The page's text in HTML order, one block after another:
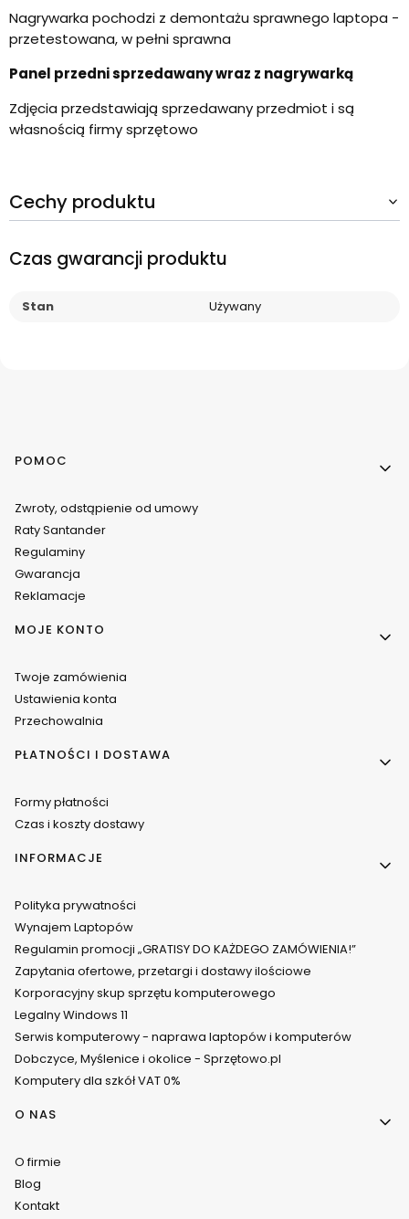
Nagrywarka pochodzi z demontażu sprawnego laptopa -
przetestowana, w pełni sprawna
Panel przedni sprzedawany wraz z nagrywarką
Zdjęcia przedstawiają sprzedawany przedmiot i są
własnością firmy sprzętowo
Cechy produktu
Czas gwarancji produktu
Stan Używany
Linki w stopce
POMOC
Zwroty, odstąpienie od umowy
Raty Santander
Regulaminy
Gwarancja
Reklamacje
MOJE KONTO
Twoje zamówienia
Ustawienia konta
Przechowalnia
PŁATNOŚCI I DOSTAWA
Formy płatności
Czas i koszty dostawy
INFORMACJE
Polityka prywatności
Wynajem Laptopów
Regulamin promocji „GRATISY DO KAŻDEGO ZAMÓWIENIA!”
Zapytania ofertowe, przetargi i dostawy ilościowe
Korporacyjny skup sprzętu komputerowego
Legalny Windows 11
Serwis komputerowy - naprawa laptopów i komputerów
Dobczyce, Myślenice i okolice - Sprzętowo.pl
Komputery dla szkół VAT 0%
O NAS
O firmie
Blog
Kontakt